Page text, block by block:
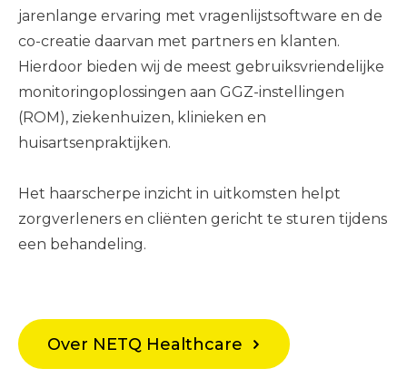
jarenlange ervaring met vragenlijstsoftware en de
co-creatie daarvan met partners en klanten.
Hierdoor bieden wij de meest gebruiksvriendelijke
monitoringoplossingen aan GGZ-instellingen
(ROM), ziekenhuizen, klinieken en
huisartsenpraktijken.
Het haarscherpe inzicht in uitkomsten helpt
zorgverleners en cliënten gericht te sturen tijdens
een behandeling.
Over NETQ Healthcare